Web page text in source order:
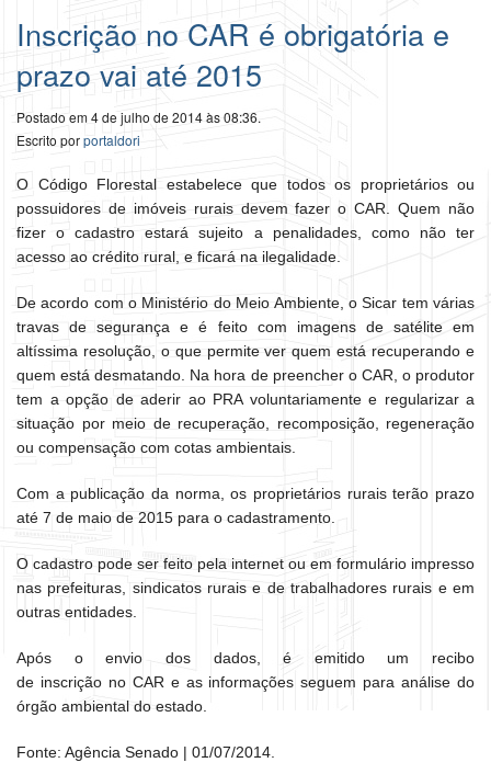
Inscrição no CAR é obrigatória e
prazo vai até 2015
Postado em 4 de julho de 2014 às 08:36.
Escrito porportaldori
O Código Florestal estabelece que todos os proprietários ou
possuidores de imóveis rurais devem fazer o CAR. Quem não
fizer o cadastro estará sujeito a penalidades, como não ter
acesso ao crédito rural, e ficará na ilegalidade.
De acordo com o Ministério do Meio Ambiente, o Sicar tem várias
travas de segurança e é feito com imagens de satélite em
altíssima resolução, o que permite ver quem está recuperando e
quem está desmatando. Na hora de preencher o CAR, o produtor
tem a opção de aderir ao PRA voluntariamente e regularizar a
situação por meio de recuperação, recomposição, regeneração
ou compensação com cotas ambientais.
Com a publicação da norma, os proprietários rurais terão prazo
até 7 de maio de 2015 para o cadastramento.
O cadastro pode ser feito pela internet ou em formulário impresso
nas prefeituras, sindicatos rurais e de trabalhadores rurais e em
outras entidades.
Após o envio dos dados, é emitido um recibo
de inscrição no CAR e as informações seguem para análise do
órgão ambiental do estado.
Fonte: Agência Senado | 01/07/2014.